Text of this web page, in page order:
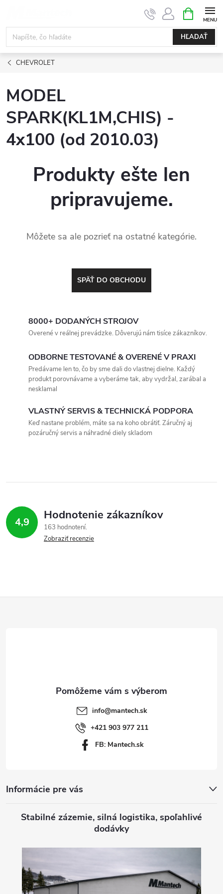
obsah
HĽADAŤ
KOŠÍK
CHEVROLET
MODEL
SPARK(KL1M,CHIS) -
4x100 (od 2010.03)
Produkty ešte len
pripravujeme.
Môžete sa ale pozrieť na ostatné kategórie.
SPÄŤ DO OBCHODU
8000+ DODANÝCH STROJOV
Overené v reálnej prevádzke. Dôverujú nám tisíce zákazníkov.
ODBORNE TESTOVANÉ & OVERENÉ V PRAXI
Predávame len to, čo by sme dali do vlastnej dielne. Každý
produkt porovnávame a vyberáme tak, aby vydržal, zarábal a
nesklamal
VLASTNÝ SERVIS & TECHNICKÁ PODPORA
Keď nastane problém, máte sa na koho obrátiť. Záručný aj
pozáručný servis a náhradné diely skladom
4,9 Hodnotenie zákazníkov
163 hodnotení
Zobraziť recenzie
info@mantech.sk
+421 903 977 211
FB: Mantech.sk
Informácie pre vás
Stabilné zázemie, silná logistika, spoľahlivé
dodávky